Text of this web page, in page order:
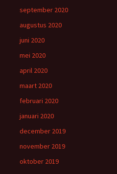
september 2020
augustus 2020
juni 2020
mei 2020
april 2020
maart 2020
februari 2020
januari 2020
december 2019
november 2019
oktober 2019